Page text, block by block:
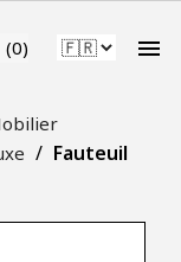
(0) 
Fauteuil